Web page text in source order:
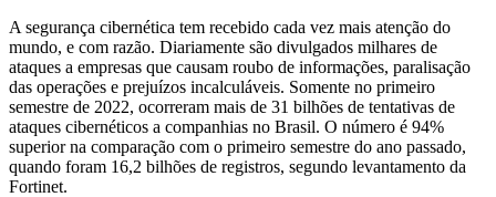
A segurança cibernética tem recebido cada vez mais atenção do
mundo, e com razão. Diariamente são divulgados milhares de
ataques a empresas que causam roubo de informações, paralisação
das operações e prejuízos incalculáveis. Somente no primeiro
semestre de 2022, ocorreram mais de 31 bilhões de tentativas de
ataques cibernéticos a companhias no Brasil. O número é 94%
superior na comparação com o primeiro semestre do ano passado,
quando foram 16,2 bilhões de registros, segundo levantamento da
Fortinet.